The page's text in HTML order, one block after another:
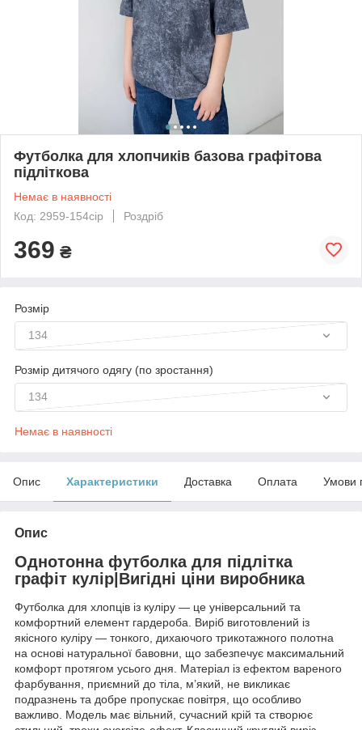
Футболка для хлопчиків базова графітова
підліткова
Немає в наявності
Код: 2959-154сір
Роздріб
369 ₴
Розмір
134
Розмір дитячого одягу (по зростання)
134
Немає в наявності
Опис Характеристики Доставка Оплата Умови
Опис
Однотонна футболка для підлітка
графіт кулір|Вигідні ціни виробника
Футболка для хлопців із куліру — це універсальний та
комфортний елемент гардероба. Виріб виготовлений із
якісного куліру — тонкого, дихаючого трикотажного полотна
на основі натуральної бавовни, що забезпечує максимальний
комфорт протягом усього дня. Матеріал із ефектом вареного
фарбування, приємний до тіла, м’який, не викликає
подразнень та добре пропускає повітря, що особливо
важливо. Модель має вільний, сучасний крій та створює